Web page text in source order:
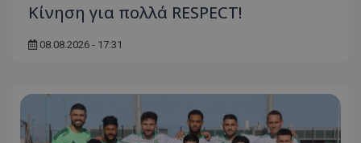
Κίνηση για πολλά RESPECT!
08.08.2026 - 17:31